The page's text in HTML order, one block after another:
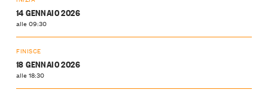
14 GENNAIO 2026
alle 09:30
FINISCE
18 GENNAIO 2026
alle 18:30